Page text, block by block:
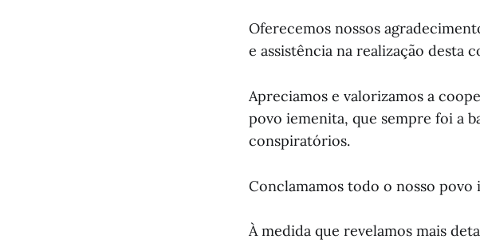
Oferecemos nossos
e assistência na realização desta
Apreciamos e valorizamos a
povo iemenita, que sempre foi a
conspiratórios.
Conclamamos todo o nosso povo
À medida que revelamos mais